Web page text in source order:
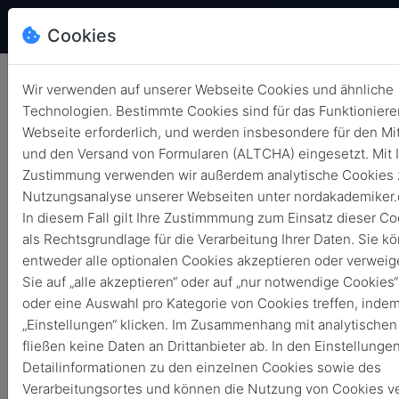
Impulsvortrag | Roland Gieske
am 21.4.2026
Zurück 24. April 2026 Veranstaltungsrückblick
Cookies
Wir verwenden auf unserer Webseite Cookies und ähnliche
Technologien. Bestimmte Cookies sind für das
Webseite erforderlich, und werden insbesondere für den
und den Versand von Formularen (ALTCHA) eingesetzt. Mit
Zustimmung verwenden wir außerdem analytische Cookies
Nutzungsanalyse unserer Webseiten unter
In diesem Fall gilt Ihre Zustimmmung zum Einsatz dieser
als Rechtsgrundlage für die Verarbeitung Ihrer Daten. Sie
entweder alle optionalen Cookies akzeptieren oder
Sie auf „alle akzeptieren“ oder auf „nur notwendige
oder eine Auswahl pro Kategorie von Cookies treffen,
„Einstellungen“ klicken. Im Zusammenhang mit
fließen keine Daten an Drittanbieter ab. In den
Detailinformationen zu den einzelnen Cookies sowie des
Verarbeitungsortes und können die Nutzung von Cookies